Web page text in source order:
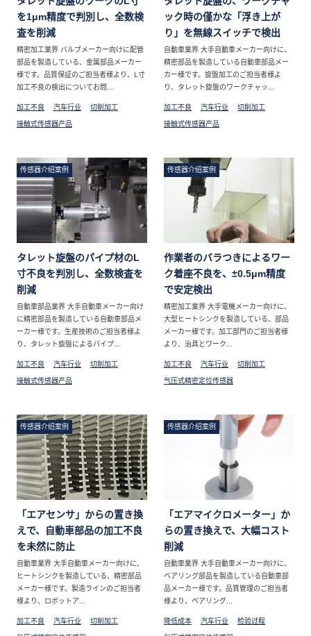
を1μm精度で判別し、全数検
査を削減
精密加工業界 バルブメーカー向けに配管
部品を製造している、金属部品メーカー
様です。品質保証のご担当者様より、L寸
加工不良の検出についてお問...
加工不良 汽车行业 切削加工
接触式传感器产品
ック時の僅かな「浮き上が
り」を無線スイッチで検出
自動車業界 大手自動車メーカー向けに、
精密部品を製造している自動車部品メー
カー様です。旋盤加工のご担当者様よ
り、タレット旋盤のワークチャッ...
加工不良 汽车行业 切削加工
接触式传感器产品
传感器介绍案例
タレット旋盤のパイプ材のL
寸不良を判別し、全数検査を
削減
自動車部品業界 大手自動車メーカー向け
に精密部品を製造している自動車部品メ
ーカー様です。生産技術のご担当者様よ
り、タレット旋盤によるパイプ...
加工不良 汽车行业 切削加工
接触式传感器产品
传感器介绍案例
作業者のバラつきによるワー
ク着座不良を、±0.5μm精度
で安定検出
精密加工業界 大手電機メーカー向けに、
大型ヒートシンクを製造している、部品
メーカー様です。加工部門のご担当者様
より、治具とワーク...
加工不良 汽车行业 切削加工
气压式精密定位传感器
传感器介绍案例
「エアセンサ」からの置き換
えで、自動車部品の加工不良
を未然に防止
自動車業界 大手自動車メーカー向けに、
ヒートシンクを製造している、精密部品
メーカー様です。製造ラインのご担当者
様より、ロボットア...
加工不良 汽车行业 切削加工
传感器介绍案例
「エアマイクロメーター」か
らの置き換えで、大幅コスト
削減
自動車業界 大手自動車メーカー向けに、
ベアリング部品を製造している自動車部
品メーカー様です。品質管理のご担当者
様より、ベアリング...
降低成本 汽车行业 检验过程